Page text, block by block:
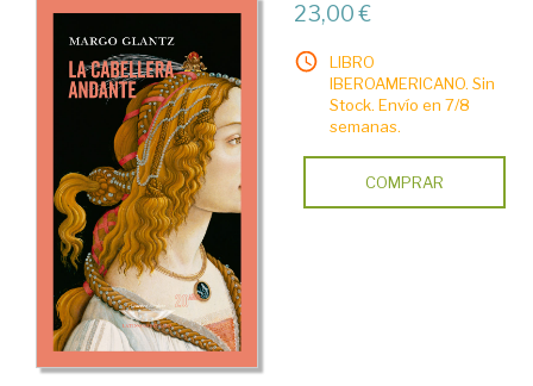
23,00 €
LIBRO
IBEROAMERICANO. Sin
Stock. Envío en 7/8
semanas.
COMPRAR